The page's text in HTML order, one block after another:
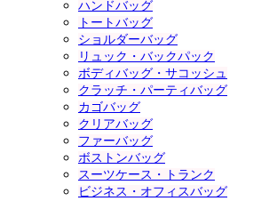
ハンドバッグ
トートバッグ
ショルダーバッグ
リュック・バックパック
ボディバッグ・サコッシュ
クラッチ・パーティバッグ
カゴバッグ
クリアバッグ
ファーバッグ
ボストンバッグ
スーツケース・トランク
ビジネス・オフィスバッグ